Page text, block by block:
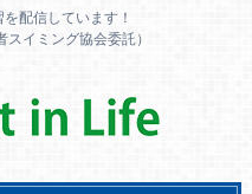
配信しています！
スイミング協会委託）